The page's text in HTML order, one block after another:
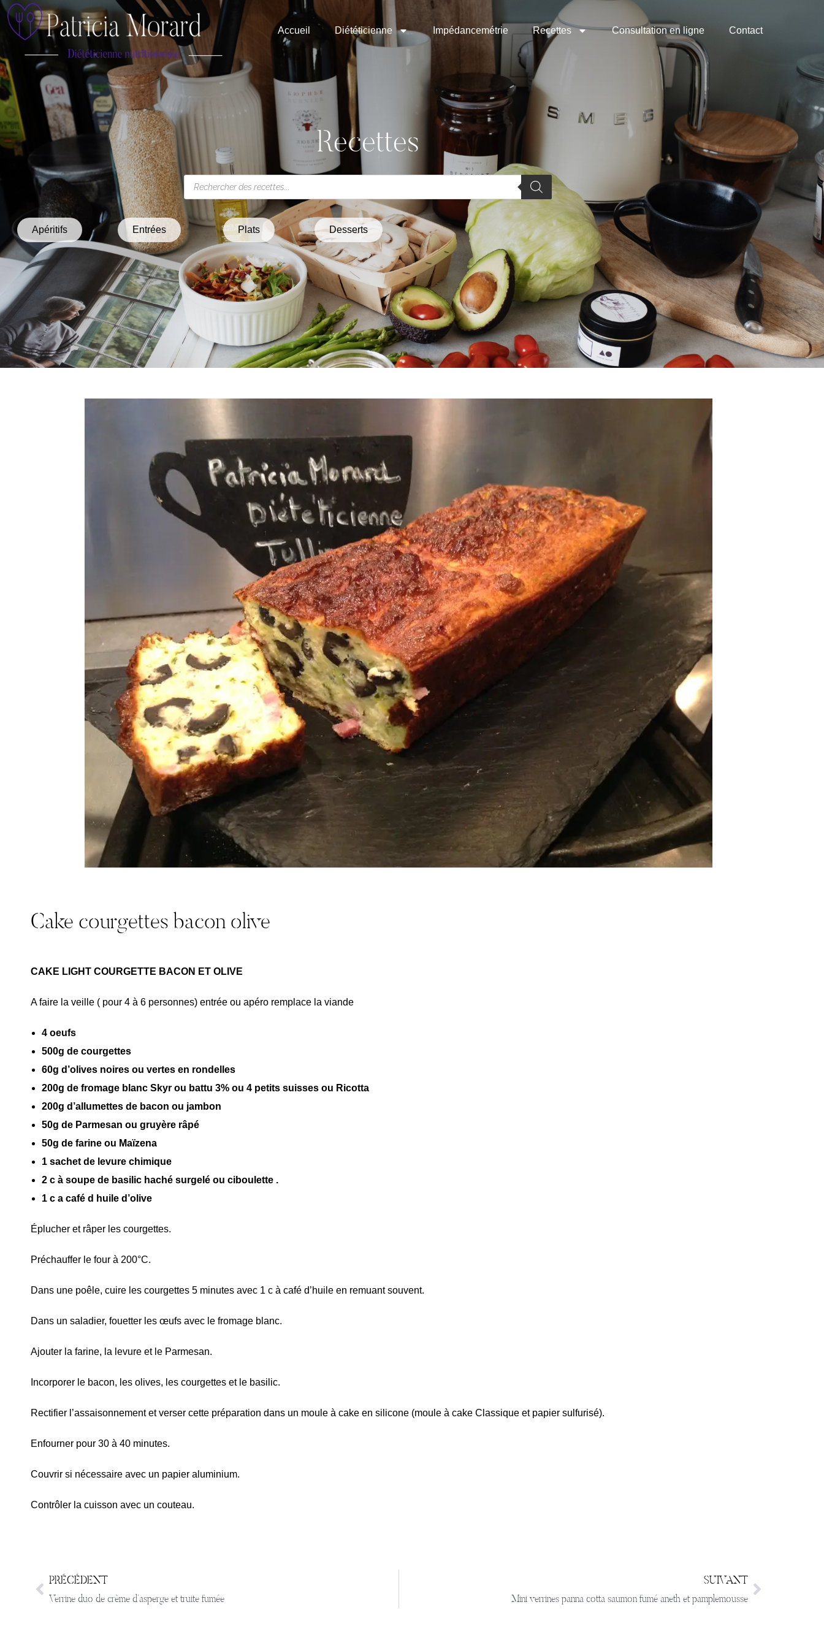
Accueil Diététicienne Impédancemétrie Recettes Consultation en ligne Contact
Recettes
Apéritifs Entrées Plats Desserts
Cake courgettes bacon olive
CAKE LIGHT COURGETTE BACON ET OLIVE
A faire la veille ( pour 4 à 6 personnes) entrée ou apéro remplace la viande
4 oeufs
500g de courgettes
60g d’olives noires ou vertes en rondelles
200g de fromage blanc Skyr ou battu 3% ou 4 petits suisses ou Ricotta
200g d’allumettes de bacon ou jambon
50g de Parmesan ou gruyère râpé
50g de farine ou Maïzena
1 sachet de levure chimique
2 c à soupe de basilic haché surgelé ou ciboulette .
1 c a café d huile d’olive
Éplucher et râper les courgettes.
Préchauffer le four à 200°C.
Dans une poêle, cuire les courgettes 5 minutes avec 1 c à café d’huile en remuant souvent.
Dans un saladier, fouetter les œufs avec le fromage blanc.
Ajouter la farine, la levure et le Parmesan.
Incorporer le bacon, les olives, les courgettes et le basilic.
Rectifier l’assaisonnement et verser cette préparation dans un moule à cake en silicone (moule à cake Classique et papier sulfurisé).
Enfourner pour 30 à 40 minutes.
Couvrir si nécessaire avec un papier aluminium.
Contrôler la cuisson avec un couteau.
PRÉCÉDENT
Verrine duo de crème d’asperge et truite fumée
SUIVANT
Mini verrines panna cotta saumon fumé aneth et pamplemousse